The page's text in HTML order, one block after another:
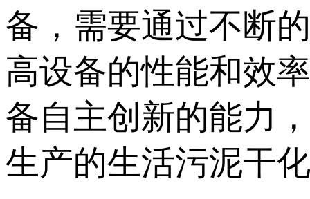
备，需要通过不断
高设备的性能和效
备自主创新的能力
生产的生活污泥干